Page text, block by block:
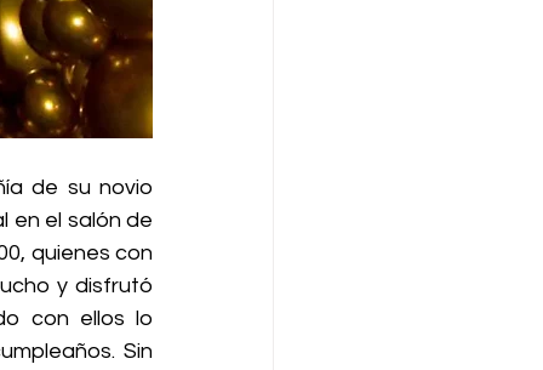
de su novio
en el salón de
quienes con
y disfrutó
con ellos lo
Sin